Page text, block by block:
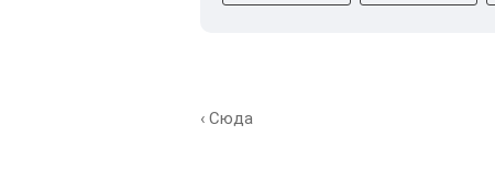
‹ Сюда